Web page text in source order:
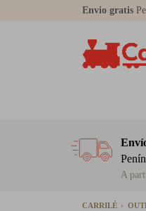
Envio gratis
A
CARRILÉ